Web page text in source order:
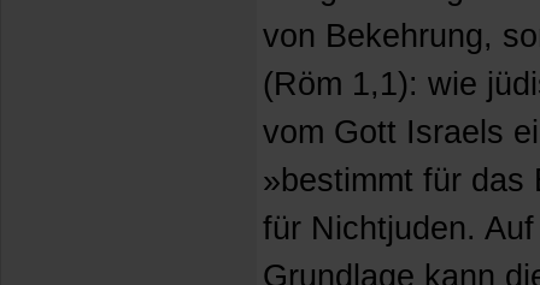
von Bekehrung,
(Röm 1,1): wie
vom Gott Israels
»bestimmt für das
für Nichtjuden.
Grundlage kann